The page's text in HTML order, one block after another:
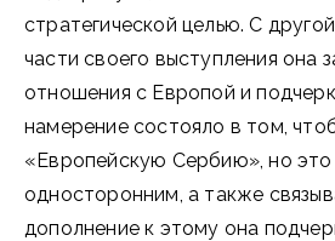
стратегической целью. С
части своего выступления она
отношения с Европой и
намерение состояло в том,
«Европейскую Сербию», но
односторонним, а также
дополнение к этому она